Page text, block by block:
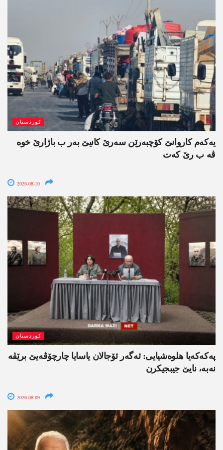
کوردستان
یەکەم کاروانێ کۆچبەرێن سەرێ کانیێ بەر ب باژارێ خوە
ڤە ب رێ کەت
2026-08-10
کوردستان
په‌كه‌كه‌یا هلوه‌شیایی: ئەگەر ئۆجالان یاسایا چارچۆڤەیێ برێڤە
نه‌به‌، نایێ جیبجیکرن
2026-08-09